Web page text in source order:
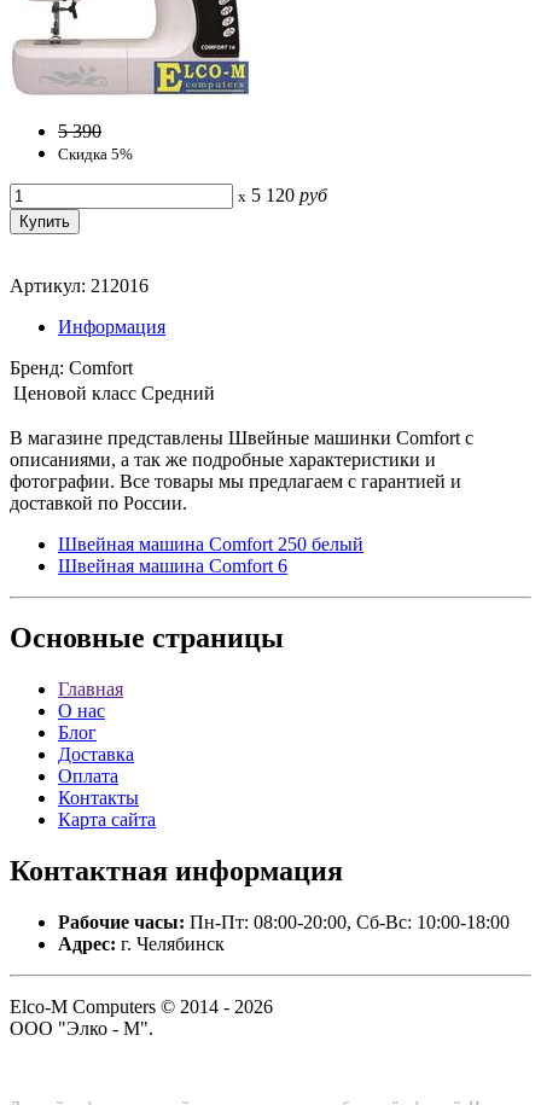
5 390
Скидка 5%
x 5 120 руб
Артикул: 212016
Информация
Бренд: Comfort
Ценовой класс Средний
В магазине представлены Швейные машинки Comfort с
описаниями, а так же подробные характеристики и
фотографии. Все товары мы предлагаем с гарантией и
доставкой по России.
Швейная машина Comfort 250 белый
Швейная машина Comfort 6
Основные страницы
Главная
О нас
Блог
Доставка
Оплата
Контакты
Карта сайта
Контактная информация
Рабочие часы: Пн-Пт: 08:00-20:00, Сб-Вс: 10:00-18:00
Адрес: г. Челябинск
Elco-M Computers © 2014 - 2026
ООО "Элко - М".